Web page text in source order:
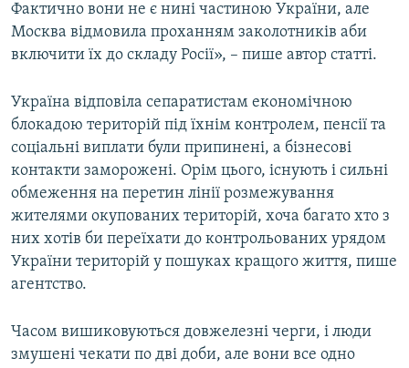
Фактично вони не є нині частиною України, але
Москва відмовила проханням заколотників аби
включити їх до складу Росії», – пише автор статті.
Україна відповіла сепаратистам економічною
блокадою територій під їхнім контролем, пенсії та
соціальні виплати були припинені, а бізнесові
контакти заморожені. Орім цього, існують і сильні
обмеження на перетин лінії розмежування
жителями окупованих територій, хоча багато хто з
них хотів би переїхати до контрольованих урядом
України територій у пошуках кращого життя, пише
агентство.
Часом вишиковуються довжелезні черги, і люди
змушені чекати по дві доби, але вони все одно